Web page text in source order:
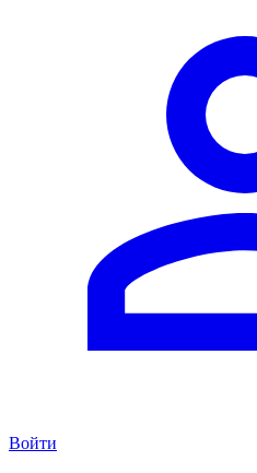
Войти